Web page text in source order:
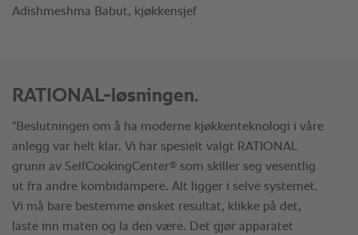
Adishmeshma Babut, kjøkkensjef
RATIONAL-løsningen.
"Beslutningen om å ha moderne kjøkkenteknologi i våre
anlegg var helt klar. Vi har spesielt valgt RATIONAL
grunn av SelfCookingCenter® som skiller seg vesentlig
ut fra andre kombidampere. Alt ligger i selve systemet.
Vi må bare bestemme ønsket resultat, klikke på det,
laste inn maten og la den være. Det gjør apparatet